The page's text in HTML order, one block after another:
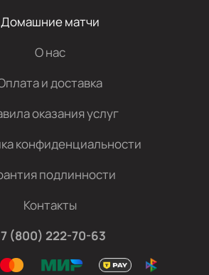
Домашние матчи
О нас
и доставка
оказания услуг
конфиденциальности
подлинности
Контакты
(800) 222-70-63